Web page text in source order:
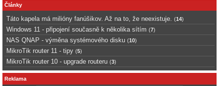
Články
Táto kapela má milióny fanúšikov. Až na to, že neexistuje. (14)
Windows 11 - připojení současně k několika sítím (7)
NAS QNAP - výměna systémového disku (10)
MikroTik router 11 - tipy (5)
MikroTik router 10 - upgrade routeru (3)
Reklama